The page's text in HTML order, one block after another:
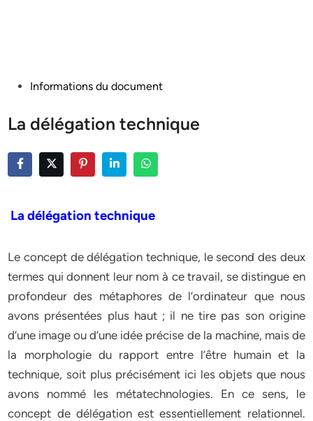
PostedInformations du document
La délégation technique
La délégation technique
Le concept de délégation technique, le second des deux
termes qui donnent leur nom à ce travail, se distingue en
profondeur des métaphores de l’ordinateur que nous
avons présentées plus haut ; il ne tire pas son origine
d’une image ou d’une idée précise de la machine, mais de
la morphologie du rapport entre l’être humain et la
technique, soit plus précisément ici les objets que nous
avons nommé les métatechnologies. En ce sens, le
concept de délégation est essentiellement relationnel.